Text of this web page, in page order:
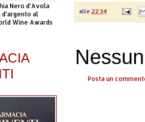
alle 22:34
Posta un
Nero d’Avola
d’argento al
Wine Awards